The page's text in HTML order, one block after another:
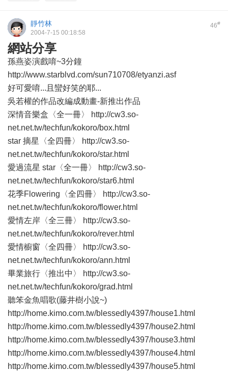
46#
靜竹林
2004-7-15 00:18:58
網站分享
孫燕姿演戲唷~3分鐘
http://www.starblvd.com/sun710708/etyanzi.asf
好可愛唷...且蠻好笑的耶...
吳若權的作品改編成動畫-新推出作品
深情音樂盒〈全一冊〉 http://cw3.so-
net.net.tw/techfun/kokoro/box.html
star 摘星〈全四冊〉 http://cw3.so-
net.net.tw/techfun/kokoro/star.html
愛過流星 star〈全一冊〉 http://cw3.so-
net.net.tw/techfun/kokoro/star6.html
花季Flowering〈全四冊〉 http://cw3.so-
net.net.tw/techfun/kokoro/flower.html
愛情左岸〈全三冊〉 http://cw3.so-
net.net.tw/techfun/kokoro/rever.html
愛情櫥窗〈全四冊〉 http://cw3.so-
net.net.tw/techfun/kokoro/ann.html
畢業旅行〈推出中〉 http://cw3.so-
net.net.tw/techfun/kokoro/grad.html
聽笨金魚唱歌(藤井樹小說~)
http://home.kimo.com.tw/blessedly4397/house1.html
http://home.kimo.com.tw/blessedly4397/house2.html
http://home.kimo.com.tw/blessedly4397/house3.html
http://home.kimo.com.tw/blessedly4397/house4.html
http://home.kimo.com.tw/blessedly4397/house5.html